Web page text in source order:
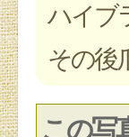
ハイブ
その後
この写